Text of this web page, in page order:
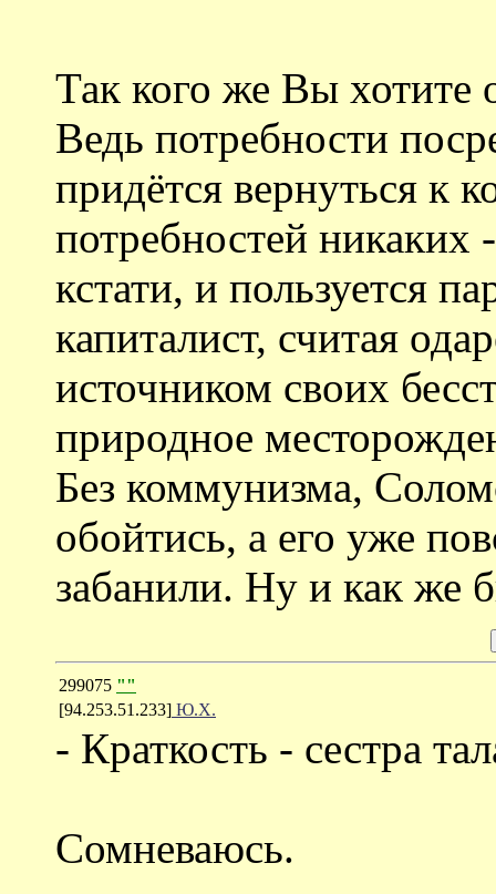
Так кого же Вы хотите
Ведь потребности
придётся вернуться к
потребностей
кстати, и пользуется
капиталист, считая
источником своих
природное
Без коммунизма,
обойтись, а его уже
забанили. Ну и как же
299075 ""
[94.253.51.233] Ю.Х.
- Краткость - сестра
Сомневаюсь.